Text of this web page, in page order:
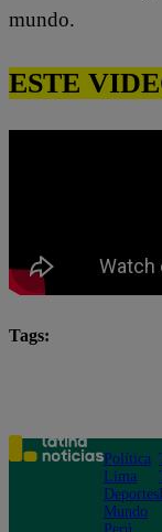
mundo.
ESTE
Tags:
Política
Lima
Deportes
Mundo